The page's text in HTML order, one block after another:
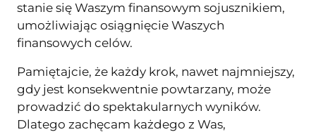
stanie się Waszym finansowym sojusznikiem,
umożliwiając osiągnięcie Waszych
finansowych celów.
Pamiętajcie, że każdy krok, nawet najmniejszy,
gdy jest konsekwentnie powtarzany, może
prowadzić do spektakularnych wyników.
Dlatego zachęcam każdego z Was,